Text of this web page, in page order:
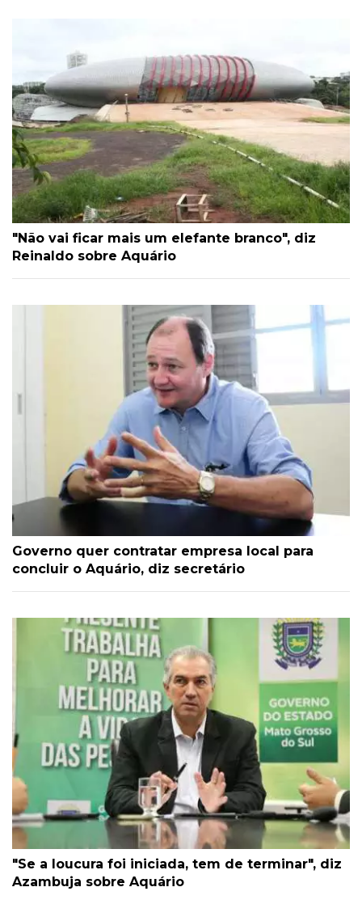
"Não vai ficar mais um elefante branco", diz
Reinaldo sobre Aquário
Governo quer contratar empresa local para
concluir o Aquário, diz secretário
"Se a loucura foi iniciada, tem de terminar", diz
Azambuja sobre Aquário